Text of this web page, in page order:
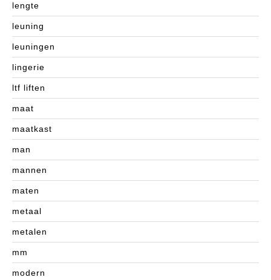
lengte
leuning
leuningen
lingerie
ltf liften
maat
maatkast
man
mannen
maten
metaal
metalen
mm
modern